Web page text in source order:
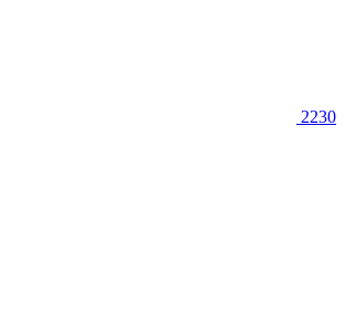
2230